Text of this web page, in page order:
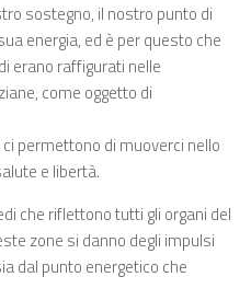
sostegno, il nostro punto di
energia, ed è per questo che
erano raffigurati nelle
come oggetto di
permettono di muoverci nello
e libertà.
che riflettono tutti gli organi del
zone si danno degli impulsi
dal punto energetico che